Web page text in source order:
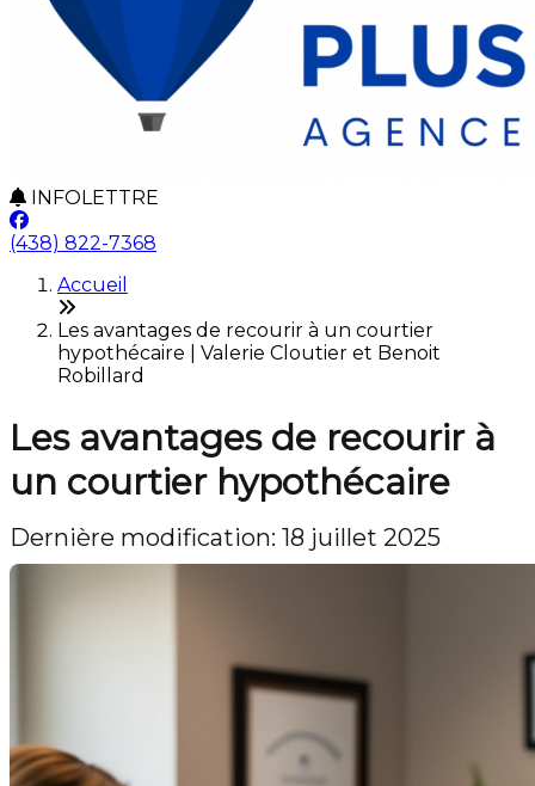
INFOLETTRE
(438) 822-7368
Accueil
Les avantages de recourir à un courtier
hypothécaire | Valerie Cloutier et Benoit
Robillard
Les avantages de recourir à
un courtier hypothécaire
Dernière modification: 18 juillet 2025